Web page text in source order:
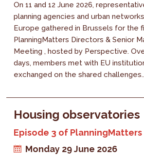
On 11 and 12 June 2026,
planning agencies and urban
Europe gathered in Brussels for the
PlanningMatters Directors & Senior
Meeting , hosted by Perspective.
days, members met with EU
exchanged on the shared
Housing observatories
Episode 3 of PlanningMatters
Monday 29 June 2026